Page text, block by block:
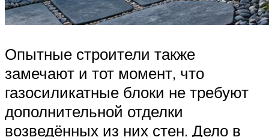
Опытные строители также
замечают и тот момент, что
газосиликатные блоки не требуют
дополнительной отделки
возведённых из них стен. Дело в